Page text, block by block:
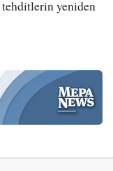
tehditlerin yeniden